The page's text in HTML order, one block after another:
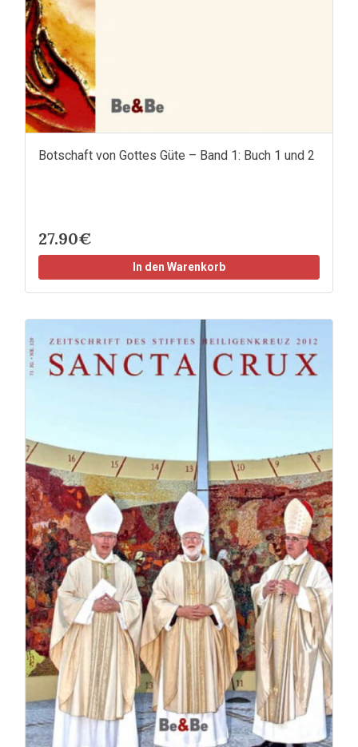
Botschaft von Gottes Güte – Band 1: Buch 1 und 2
27.90€
In den Warenkorb